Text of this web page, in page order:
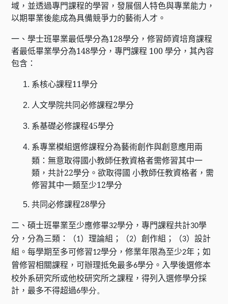
域，並透過專門課程的學習，發展個人特色與專業能力，
以期畢業後能成為具備競爭力的藝術人才。
一、學士班畢業最低學分為128學分，修習師資培育課程
者最低畢業學分為148學分，專門課程 100 學分，其內容
包含：
系核心課程11學分
人文學院共同必修課程2學分
系基礎必修課程45學分
系專業模組選修課程分為藝術創作與創意應用兩
類：無意取得國小教師任教資格者需修習其中一
類，共計22學分。欲取得國 小教師任教資格者，需
修習其中一類至少12學分
共同必修課程28學分
二、碩士班畢業至少應修畢32學分，專門課程共計30學
分，分為三類：（1）理論組；（2）創作組；（3）設計
組。每學期至多可修習12學分，修業年限為至少2年；如
曾修習相關課程，可辦理抵免最多6學分。入學後選修本
校外系研究所或他校研究所之課程，得列入選修學分採
計，最多不得超過6學分。